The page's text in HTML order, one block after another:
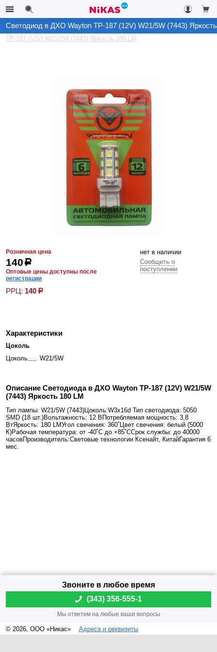
Каталог Автосвет Архив Светодиоды в ДХО
Wayton
TP-187 (12V) W21/5W (7443) Яркость 180 LM
Светодиод в ДХО Wayton TP-187 (12V) W21/5W (7443)
Розничная цена
140р
Оптовые цены доступны после
регистрации
РРЦ: 140 р
нет в наличии
Сообщить о
поступлении
Характеристики
Цоколь
Цоколь
W21/5W
Описание Светодиода в ДХО Wayton TP-187 (12V) W21/5W
(7443) Яркость 180 LM
Тип лампы: W21/5W (7443)Цоколь:W3x16d Тип светодиода: 5050
SMD (18 шт.)Вольтажность: 12 ВПотребляемая мощность: 3,8
ВтЯркость: 180 LMУгол свечения: 360˚Цвет свечения: белый (5000
К)Рабочая температура: от -40˚С до +85˚ССрок службы: до 40000
часовПроизводитель:Световые технологии Ксенайт, КитайГарантия 6
мес.
© 2026, ООО «Никас» Адреса и реквизиты
(343) 356-555-1